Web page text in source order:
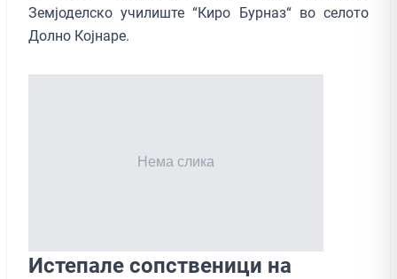
Земјоделско училиште “Киро Бурназ“ во селото
Долно Којнаре.
Истепале сопственици на